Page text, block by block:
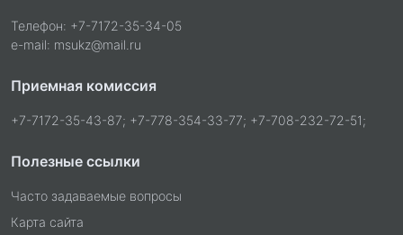
Телефон: +7-7172-35-34-05
e-mail: msukz@mail.ru
Приемная комиссия
+7-7172-35-43-87; +7-778-354-33-77; +7-708-232-72-51;
Полезные ссылки
Часто задаваемые вопросы
Карта сайта